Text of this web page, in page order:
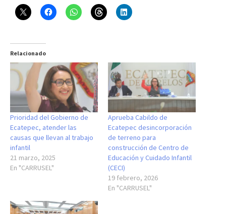
Relacionado
Prioridad del Gobierno de
Ecatepec, atender las
causas que llevan al trabajo
infantil
21 marzo, 2025
En "CARRUSEL"
Aprueba Cabildo de
Ecatepec desincorporación
de terreno para
construcción de Centro de
Educación y Cuidado Infantil
(CECI)
19 febrero, 2026
En "CARRUSEL"